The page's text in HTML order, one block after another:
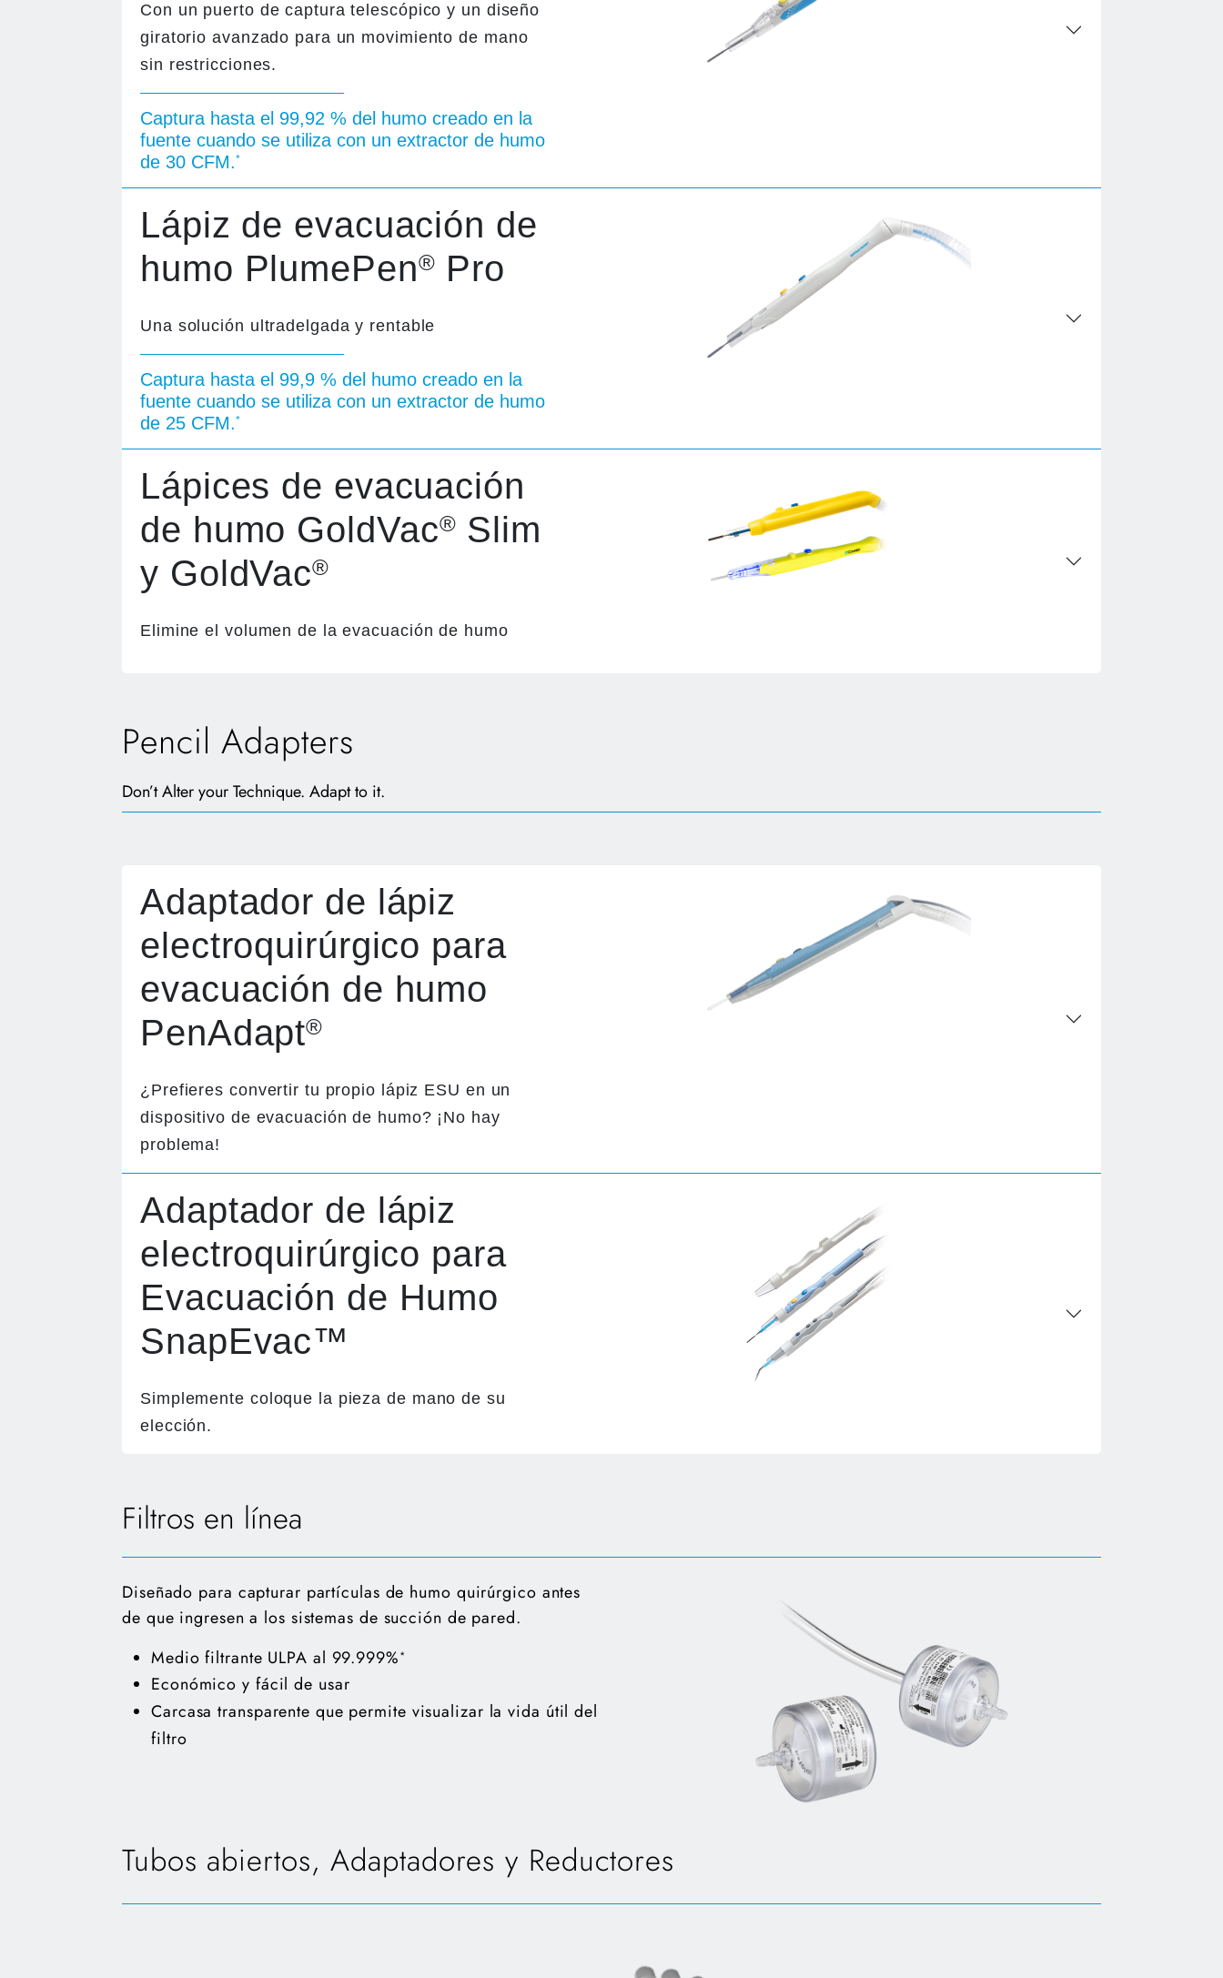
Con un puerto de captura telescópico y un diseño
giratorio avanzado para un movimiento de mano
sin restricciones.
Captura hasta el 99,92 % del humo creado en la
fuente cuando se utiliza con un extractor de humo
de 30 CFM.*
Lápiz de evacuación de
humo PlumePen® Pro
Una solución ultradelgada y rentable
Captura hasta el 99,9 % del humo creado en la
fuente cuando se utiliza con un extractor de humo
de 25 CFM.*
Lápices de evacuación
de humo GoldVac® Slim
y GoldVac®
Elimine el volumen de la evacuación de humo
Pencil Adapters
Don’t Alter your Technique. Adapt to it.
Adaptador de lápiz
electroquirúrgico para
evacuación de humo
PenAdapt®
¿Prefieres convertir tu propio lápiz ESU en un
dispositivo de evacuación de humo? ¡No hay
problema!
Adaptador de lápiz
electroquirúrgico para
Evacuación de Humo
SnapEvac™
Simplemente coloque la pieza de mano de su
elección.
Filtros en línea
Diseñado para capturar partículas de humo quirúrgico antes
de que ingresen a los sistemas de succión de pared.
Medio filtrante ULPA al 99.999%*
Económico y fácil de usar
Carcasa transparente que permite visualizar la vida útil del
filtro
Tubos abiertos, Adaptadores y Reductores